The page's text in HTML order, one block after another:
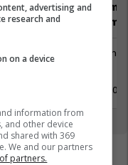
Menaxhim)
11 Maj
advertising and
research and
on a device
information from
and other device
shared with 369
We and our partners
partners.